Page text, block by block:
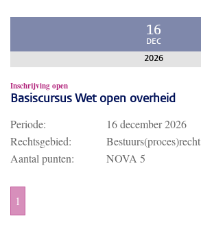
16
DEC
2026
Inschrijving open
Basiscursus Wet open overheid
Periode:
16 december 2026
Rechtsgebied:
Bestuurs(proces)recht
Aantal punten:
NOVA 5
1